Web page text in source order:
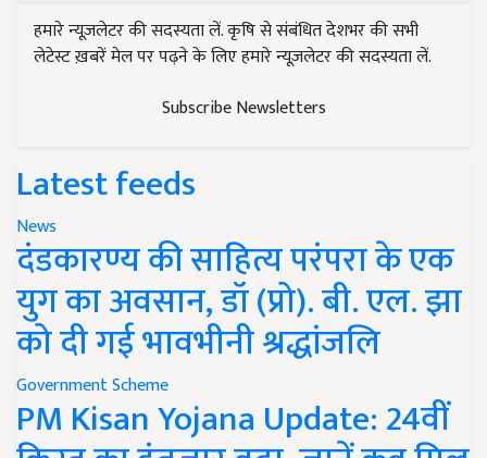
हमारे न्यूज़लेटर की सदस्यता लें. कृषि से संबंधित देशभर की सभी
लेटेस्ट ख़बरें मेल पर पढ़ने के लिए हमारे न्यूज़लेटर की सदस्यता लें.
Subscribe Newsletters
Latest feeds
News
दंडकारण्य की साहित्य परंपरा के एक
युग का अवसान, डॉ (प्रो). बी. एल. झा
को दी गई भावभीनी श्रद्धांजलि
Government Scheme
PM Kisan Yojana Update: 24वीं